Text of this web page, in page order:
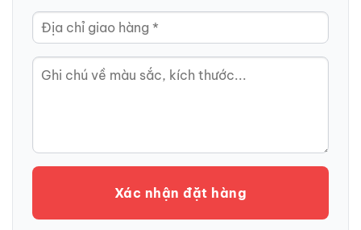
Xác nhận đặt hàng